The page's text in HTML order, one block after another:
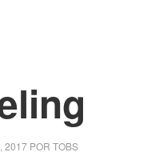
2017 POR TOBS